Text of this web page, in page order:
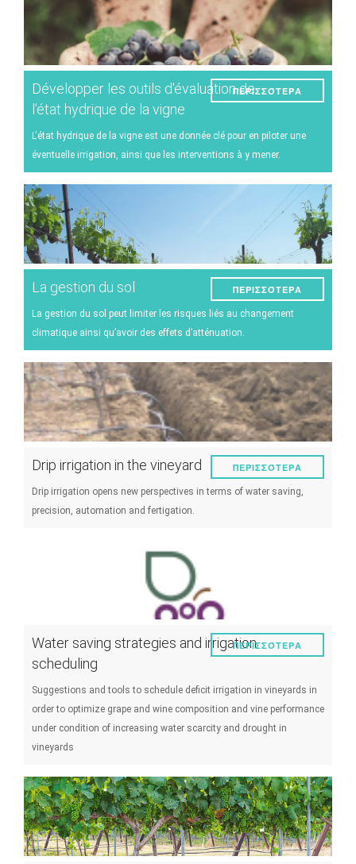
Παράσιτα και ασθένειες
Διαχείριση αμπελώνα
Τεχνικές οινοποιήσης
Διαχείριση μετεωρολογικών γεγονότων
Développer les outils d'évaluation de
l'état hydrique de la vigne
L'état hydrique de la vigne est une donnée clé pour en piloter une
éventuelle irrigation, ainsi que les interventions à y mener.
ΠΕΡΙΣΣΌΤΕΡΑ
La gestion du sol
La gestion du sol peut limiter les risques liés au changement
climatique ainsi qu’avoir des effets d’atténuation.
ΠΕΡΙΣΣΌΤΕΡΑ
Drip irrigation in the vineyard
Drip irrigation opens new perspectives in terms of water saving,
precision, automation and fertigation.
ΠΕΡΙΣΣΌΤΕΡΑ
Water saving strategies and irrigation
scheduling
Suggestions and tools to schedule deficit irrigation in vineyards in
order to optimize grape and wine composition and vine performance
under condition of increasing water scarcity and drought in
vineyards
ΠΕΡΙΣΣΌΤΕΡΑ